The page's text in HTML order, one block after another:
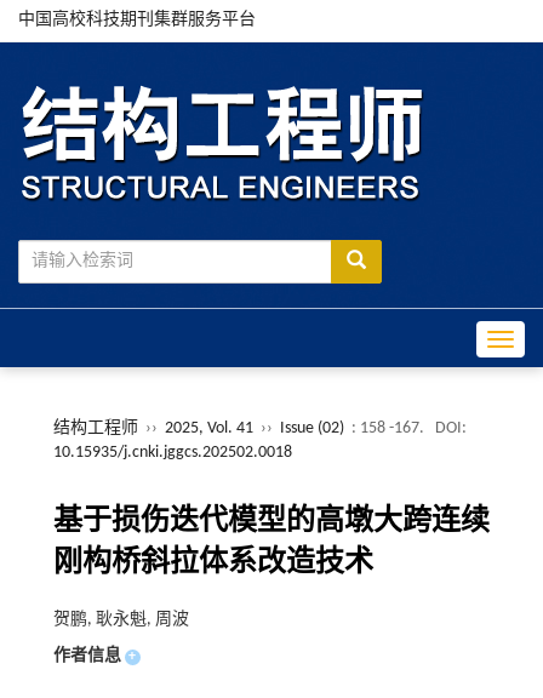
中国高校科技期刊集群服务平台
结构工程师 ›› 2025, Vol. 41 ›› Issue (02) : 158 -167.
DOI:
10.15935/j.cnki.jggcs.202502.0018
基于损伤迭代模型的高墩大跨连续
刚构桥斜拉体系改造技术
贺鹏, 耿永魁, 周波
作者信息 +